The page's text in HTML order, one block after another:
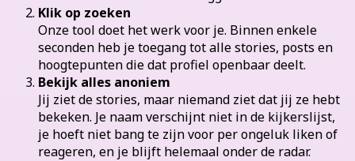
Klik op zoeken
Onze tool doet het werk voor je. Binnen enkele
seconden heb je toegang tot alle stories, posts en
hoogtepunten die dat profiel openbaar deelt.
Bekijk alles anoniem
Jij ziet de stories, maar niemand ziet dat jij ze hebt
bekeken. Je naam verschijnt niet in de kijkerslijst,
je hoeft niet bang te zijn voor per ongeluk liken of
reageren, en je blijft helemaal onder de radar.